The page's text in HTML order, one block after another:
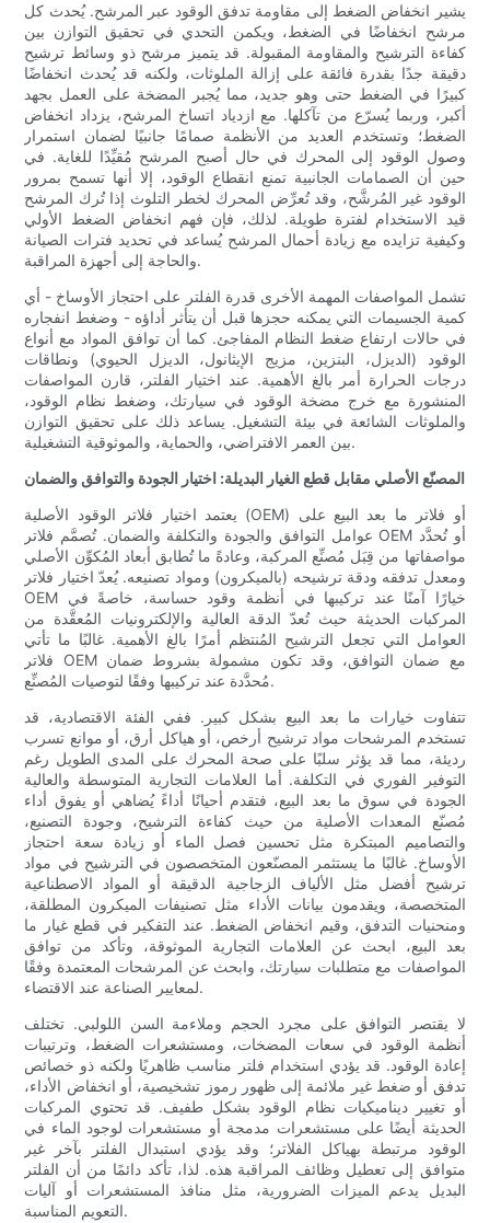
يشير انخفاض الضغط إلى مقاومة تدفق الوقود عبر المرشح. يُحدث كل
مرشح انخفاضًا في الضغط، ويكمن التحدي في تحقيق التوازن بين
كفاءة الترشيح والمقاومة المقبولة. قد يتميز مرشح ذو وسائط ترشيح
دقيقة جدًا بقدرة فائقة على إزالة الملوثات، ولكنه قد يُحدث انخفاضًا
كبيرًا في الضغط حتى وهو جديد، مما يُجبر المضخة على العمل بجهد
أكبر، وربما يُسرّع من تآكلها. مع ازدياد اتساخ المرشح، يزداد انخفاض
الضغط؛ وتستخدم العديد من الأنظمة صمامًا جانبيًا لضمان استمرار
وصول الوقود إلى المحرك في حال أصبح المرشح مُقيِّدًا للغاية. في
حين أن الصمامات الجانبية تمنع انقطاع الوقود، إلا أنها تسمح بمرور
الوقود غير المُرشَّح، وقد تُعرِّض المحرك لخطر التلوث إذا تُرك المرشح
قيد الاستخدام لفترة طويلة. لذلك، فإن فهم انخفاض الضغط الأولي
وكيفية تزايده مع زيادة أحمال المرشح يُساعد في تحديد فترات الصيانة
والحاجة إلى أجهزة المراقبة.
تشمل المواصفات المهمة الأخرى قدرة الفلتر على احتجاز الأوساخ - أي
كمية الجسيمات التي يمكنه حجزها قبل أن يتأثر أداؤه - وضغط انفجاره
في حالات ارتفاع ضغط النظام المفاجئ. كما أن توافق المواد مع أنواع
الوقود (الديزل، البنزين، مزيج الإيثانول، الديزل الحيوي) ونطاقات
درجات الحرارة أمر بالغ الأهمية. عند اختيار الفلتر، قارن المواصفات
المنشورة مع خرج مضخة الوقود في سيارتك، وضغط نظام الوقود،
والملوثات الشائعة في بيئة التشغيل. يساعد ذلك على تحقيق التوازن
بين العمر الافتراضي، والحماية، والموثوقية التشغيلية.
المصنّع الأصلي مقابل قطع الغيار البديلة: اختيار الجودة والتوافق والضمان
يعتمد اختيار فلاتر الوقود الأصلية (OEM) أو فلاتر ما بعد البيع على
عوامل التوافق والجودة والتكلفة والضمان. تُصمَّم فلاتر OEM أو تُحدَّد
مواصفاتها من قِبَل مُصنِّع المركبة، وعادةً ما تُطابق أبعاد المُكوِّن الأصلي
ومعدل تدفقه ودقة ترشيحه (بالميكرون) ومواد تصنيعه. يُعدّ اختيار فلاتر
OEM خيارًا آمنًا عند تركيبها في أنظمة وقود حساسة، خاصةً في
المركبات الحديثة حيث تُعدّ الدقة العالية والإلكترونيات المُعقَّدة من
العوامل التي تجعل الترشيح المُنتظم أمرًا بالغ الأهمية. غالبًا ما تأتي
فلاتر OEM مع ضمان التوافق، وقد تكون مشمولة بشروط ضمان
مُحدَّدة عند تركيبها وفقًا لتوصيات المُصنِّع.
تتفاوت خيارات ما بعد البيع بشكل كبير. ففي الفئة الاقتصادية، قد
تستخدم المرشحات مواد ترشيح أرخص، أو هياكل أرق، أو موانع تسرب
رديئة، مما قد يؤثر سلبًا على صحة المحرك على المدى الطويل رغم
التوفير الفوري في التكلفة. أما العلامات التجارية المتوسطة والعالية
الجودة في سوق ما بعد البيع، فتقدم أحيانًا أداءً يُضاهي أو يفوق أداء
مُصنّع المعدات الأصلية من حيث كفاءة الترشيح، وجودة التصنيع،
والتصاميم المبتكرة مثل تحسين فصل الماء أو زيادة سعة احتجاز
الأوساخ. غالبًا ما يستثمر المصنّعون المتخصصون في الترشيح في مواد
ترشيح أفضل مثل الألياف الزجاجية الدقيقة أو المواد الاصطناعية
المتخصصة، ويقدمون بيانات الأداء مثل تصنيفات الميكرون المطلقة،
ومنحنيات التدفق، وقيم انخفاض الضغط. عند التفكير في قطع غيار ما
بعد البيع، ابحث عن العلامات التجارية الموثوقة، وتأكد من توافق
المواصفات مع متطلبات سيارتك، وابحث عن المرشحات المعتمدة وفقًا
لمعايير الصناعة عند الاقتضاء.
لا يقتصر التوافق على مجرد الحجم وملاءمة السن اللولبي. تختلف
أنظمة الوقود في سعات المضخات، ومستشعرات الضغط، وترتيبات
إعادة الوقود. قد يؤدي استخدام فلتر مناسب ظاهريًا ولكنه ذو خصائص
تدفق أو ضغط غير ملائمة إلى ظهور رموز تشخيصية، أو انخفاض الأداء،
أو تغيير ديناميكيات نظام الوقود بشكل طفيف. قد تحتوي المركبات
الحديثة أيضًا على مستشعرات مدمجة أو مستشعرات لوجود الماء في
الوقود مرتبطة بهياكل الفلاتر؛ وقد يؤدي استبدال الفلتر بآخر غير
متوافق إلى تعطيل وظائف المراقبة هذه. لذا، تأكد دائمًا من أن الفلتر
البديل يدعم الميزات الضرورية، مثل منافذ المستشعرات أو آليات
التعويم المناسبة.